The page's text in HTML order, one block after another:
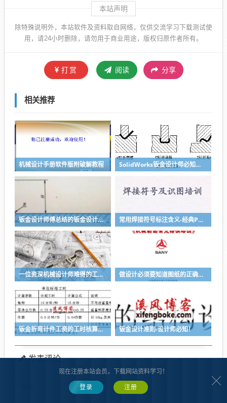
本站声明
除特殊说明外，本站软件及资料取自网络，仅供交流学习下载测试使
用，请24小时删除，请勿用于商业用途，版权归原作者所有。
打赏 阅读 分享
相关推荐
机械设计手册软件版附破解教程 SolidWorks钣金设计师必知的钣金设计加工常识，知识储备很重要
钣金设计师傅总结的钣金设计要诀，折弯经验堪称武功秘籍 常用焊接符号标注含义-经典PPT讲解收藏
一位资深机械设计师难得的工作经验与感悟 做设计必须要知道图纸的正确绘制-三一大企业内部常见图纸错误培训-溪风推荐
钣金折弯计件工资的工时核算方法推荐 钣金设计准则-设计师必知！
发表评论
现在注册本站会员，下载网站资料学习！
登录 注册